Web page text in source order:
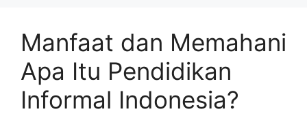
Manfaat dan Memahani
Apa Itu Pendidikan
Informal Indonesia?